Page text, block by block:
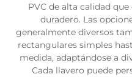
PVC de alta calidad
duradero. Las
generalmente diversos
rectangulares simples
medida, adaptándose a
Cada llavero puede